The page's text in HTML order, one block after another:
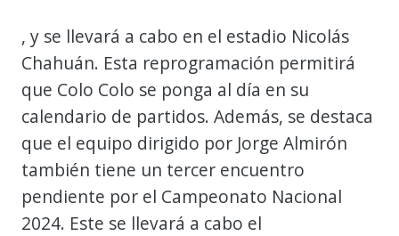
, y se llevará a cabo en el estadio Nicolás
Chahuán. Esta reprogramación permitirá
que Colo Colo se ponga al día en su
calendario de partidos. Además, se destaca
que el equipo dirigido por Jorge Almirón
también tiene un tercer encuentro
pendiente por el Campeonato Nacional
2024. Este se llevará a cabo el